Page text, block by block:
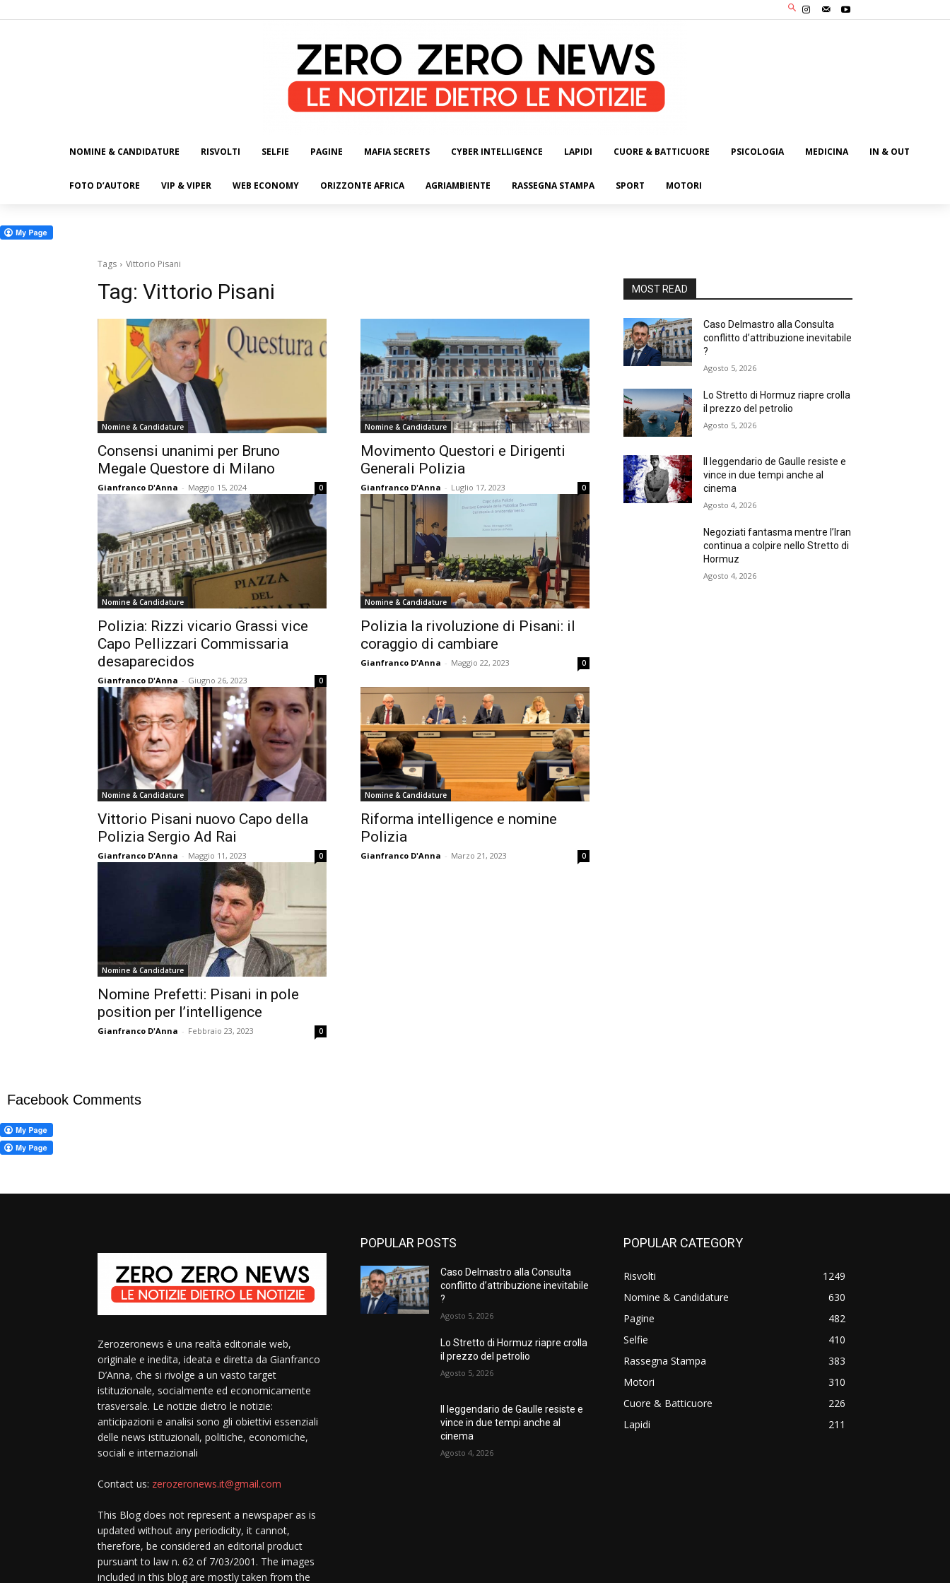
NOMINE & CANDIDATURE RISVOLTI SELFIE PAGINE MAFIA SECRETS CYBER INTELLIGENCE LAPIDI CUORE & BATTICUORE PSICOLOGIA MEDICINA IN & OUT
FOTO D’AUTORE VIP & VIPER WEB ECONOMY ORIZZONTE AFRICA AGRIAMBIENTE RASSEGNA STAMPA SPORT MOTORI
Tags Vittorio Pisani
Tag: Vittorio Pisani
Nomine & Candidature
Consensi unanimi per Bruno
Megale Questore di Milano
Gianfranco D'Anna - Maggio 15, 2024 0
Nomine & Candidature
Movimento Questori e Dirigenti
Generali Polizia
Gianfranco D'Anna - Luglio 17, 2023 0
Nomine & Candidature
Polizia: Rizzi vicario Grassi vice
Capo Pellizzari Commissaria
desaparecidos
Gianfranco D'Anna - Giugno 26, 2023 0
Nomine & Candidature
Polizia la rivoluzione di Pisani: il
coraggio di cambiare
Gianfranco D'Anna - Maggio 22, 2023 0
Nomine & Candidature
Vittorio Pisani nuovo Capo della
Polizia Sergio Ad Rai
Gianfranco D'Anna - Maggio 11, 2023 0
Nomine & Candidature
Riforma intelligence e nomine
Polizia
Gianfranco D'Anna - Marzo 21, 2023 0
Nomine & Candidature
Nomine Prefetti: Pisani in pole
position per l’intelligence
Gianfranco D'Anna - Febbraio 23, 2023 0
MOST READ
Caso Delmastro alla Consulta
conflitto d’attribuzione inevitabile
?
Agosto 5, 2026
Lo Stretto di Hormuz riapre crolla
il prezzo del petrolio
Agosto 5, 2026
Il leggendario de Gaulle resiste e
vince in due tempi anche al
cinema
Agosto 4, 2026
Negoziati fantasma mentre l’Iran
continua a colpire nello Stretto di
Hormuz
Agosto 4, 2026
Facebook Comments
Zerozeronews è una realtà editoriale web,
originale e inedita, ideata e diretta da Gianfranco
D’Anna, che si rivolge a un vasto target
istituzionale, socialmente ed economicamente
trasversale. Le notizie dietro le notizie:
anticipazioni e analisi sono gli obiettivi essenziali
delle news istituzionali, politiche, economiche,
sociali e internazionali
Contact us: zerozeronews.it@gmail.com
This Blog does not represent a newspaper as is
updated without any periodicity, it cannot,
therefore, be considered an editorial product
pursuant to law n. 62 of 7/03/2001. The images
included in this blog are mostly taken from the
POPULAR POSTS
Caso Delmastro alla Consulta
conflitto d’attribuzione inevitabile
?
Agosto 5, 2026
Lo Stretto di Hormuz riapre crolla
il prezzo del petrolio
Agosto 5, 2026
Il leggendario de Gaulle resiste e
vince in due tempi anche al
cinema
Agosto 4, 2026
POPULAR CATEGORY
Risvolti
1249
Nomine & Candidature
630
Pagine
482
Selfie
410
Rassegna Stampa
383
Motori
310
Cuore & Batticuore
226
Lapidi
211